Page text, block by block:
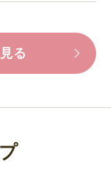
る